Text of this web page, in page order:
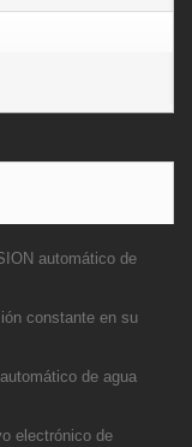
automático de
constante en su
de agua
electrónico de